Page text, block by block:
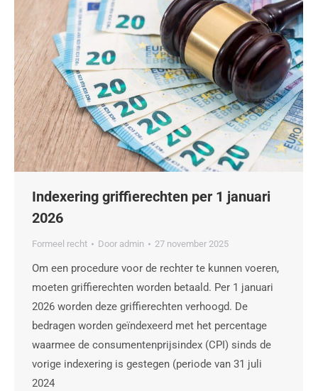
Indexering griffierechten per 1 januari
2026
Formeel recht Door admin 27 november 2025
Om een procedure voor de rechter te kunnen voeren,
moeten griffierechten worden betaald. Per 1 januari
2026 worden deze griffierechten verhoogd. De
bedragen worden geïndexeerd met het percentage
waarmee de consumentenprijsindex (CPI) sinds de
vorige indexering is gestegen (periode van 31 juli
2024